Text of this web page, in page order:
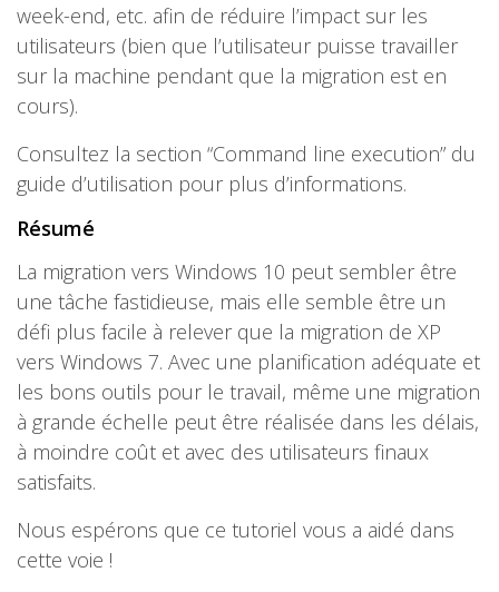
week-end, etc. afin de réduire l’impact sur les
utilisateurs (bien que l’utilisateur puisse travailler
sur la machine pendant que la migration est en
cours).
Consultez la section “Command line execution” du
guide d’utilisation pour plus d’informations.
Résumé
La migration vers Windows 10 peut sembler être
une tâche fastidieuse, mais elle semble être un
défi plus facile à relever que la migration de XP
vers Windows 7. Avec une planification adéquate et
les bons outils pour le travail, même une migration
à grande échelle peut être réalisée dans les délais,
à moindre coût et avec des utilisateurs finaux
satisfaits.
Nous espérons que ce tutoriel vous a aidé dans
cette voie !